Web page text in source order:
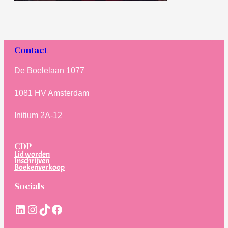
Contact
De Boelelaan 1077
1081 HV Amsterdam
Initium 2A-12
CDP
Lid worden
Inschrijven
Boekenverkoop
Socials
LinkedIn
Instagram
TikTokFacebook